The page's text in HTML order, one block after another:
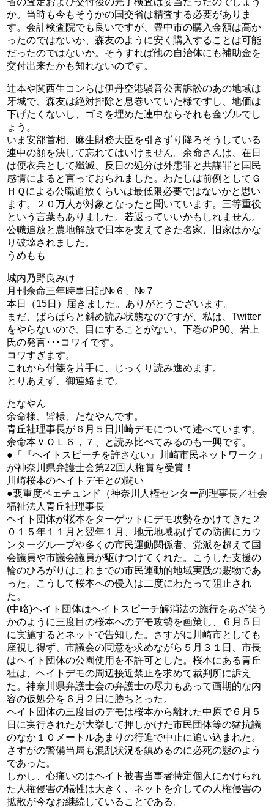
か。当時も今もそうかの国交省は精査する必要がありま
す。会計検査院でも良いですが、豊中市の購入金額は高か
ったのではないか、森友のように安く購入することは可能
だったのではないか。そうすれば他の自治体にも補助金を
交付出来たかも知れないのです。
辻本や関西生コンらは伊丹空港騒音公害訴訟のあの地域は
牙城で、森友は絶対排除と息巻いていた様ですし、地価は
下げたくないし、ゴミを埋めた連中ならそれも金ヅルでし
ょう。
いま安部首相、麻生財務大臣を引きずり降ろそうしている
連中の顔を決して忘れてはいけません。余命さんは、在日
は便衣兵として殲滅、反日の処分は外患罪と共謀罪と国民
感情によると言っておられました。わたしは前例としてＧ
ＨＱによる公職追放くらいは最低限必要ではないかと思い
ます。２０万人が対象となったと聞いています。三等重役
という言葉もありました。若返っていいかもしれません。
公職追放と農地解放で日本を支えてきた名家、旧家はかな
り破壊されました。
うめもも
城内乃野良みけ
月刊余命三年時事日記№６、№７
本日（15日）届きました。ありがとうございます。
まだ、ぱらぱらと斜め読み状態なのですが、私は、Twitter
をやらないので、目にすることがない、下巻のP90、岩上
氏の発言･･･コワイです。
コワすぎます。
これから付箋を片手に、じっくり読み進めます。
とりあえず、御連絡まで。
たなやん
余命様、皆様、たなやんです。
青丘社理事長が６月５日川崎デモについて述べています。
余命本ＶＯＬ６，７、と読み比べてみるのも一興です。
●「『ヘイトスピーチを許さない』川崎市民ネットワーク」
が神奈川県弁護士会第22回人権賞を受賞！
川崎桜本のヘイトデモとの闘い
●裵重度ペェチュンド（神奈川人権センター副理事長／社会
福祉法人青丘社理事長
ヘイト団体が桜本をターゲットにデモ攻勢をかけてきた２
０１５年１１月と翌年１月、地元地域あげての防御にカウ
ンターグループや多くの市民運動関係者、党派を超えて国
会議員や市議会議員が駆けつけてくれた。こうした支援の
輪のひろがりはこれまでの市民運動的地域実践の賜物であ
った。こうして桜本への侵入は二度にわたって阻止され
た。
(中略)ヘイト団体はヘイトスピーチ解消法の施行をあざ笑う
かのように三度目の桜本へのデモ攻勢を画策し、６月５日
に実施するとネットで告知した。さすがに川崎市としても
座視し得ず、市議会の同意を求めながら５月３１日、市長
はヘイト団体の公園使用を不許可とした。桜本にある青丘
社は、ヘイトデモの周辺接近禁止を求めて裁判所に訴え
た。神奈川県弁護士会の弁護士の尽力もあって画期的な内
容の仮処分を６月２日に勝ちとった。
ヘイト団体の三度目のデモは桜本から離れた中原で６月５
日に実行されたが大挙して押しかけた市民団体等の猛抗議
のなか１０メートルあまりの行進で中止に追い込まれた。
さすがの警備当局も混乱状況を鎮めるのに必死の態のよう
であった。
しかし、心痛いのはヘイト被害当事者特定個人にかけられ
た人権侵害の犠牲は大きく、ネットを介しての人権侵害の
拡散が今なお継続していることである。